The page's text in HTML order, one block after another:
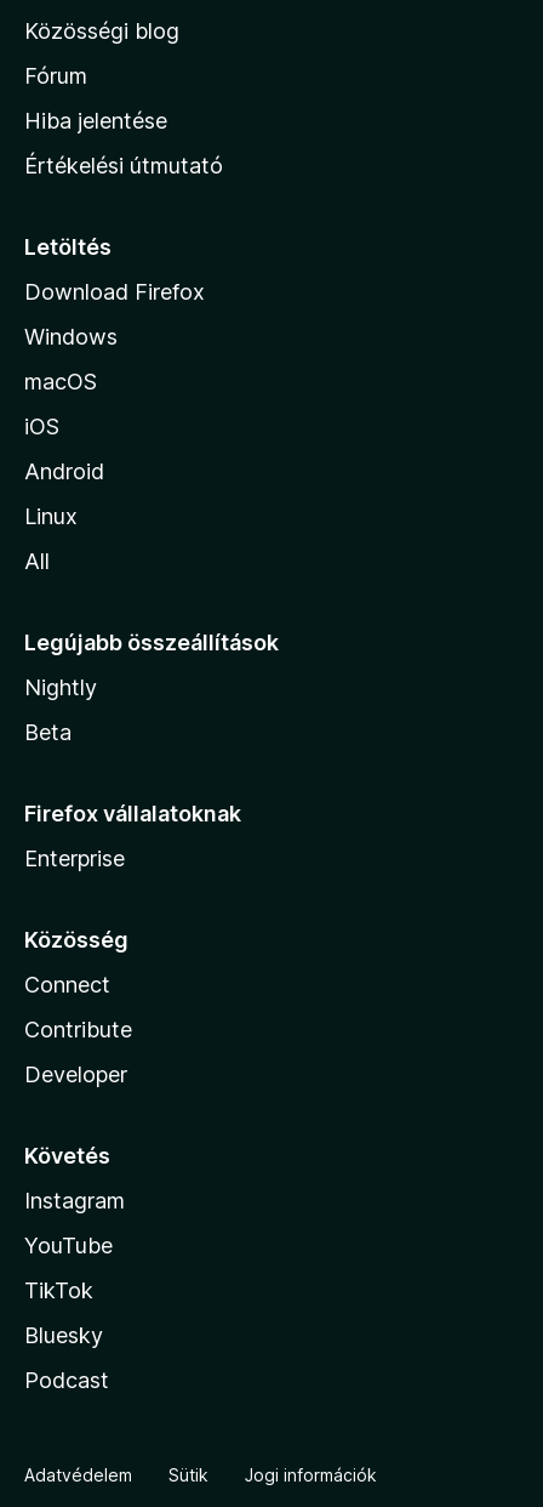
a
h
o
l
p
á
r
Közösségi blog
Fórum
Hiba jelentése
Értékelési útmutató
Letöltés
Download Firefox
Windows
macOS
iOS
Android
Linux
All
Legújabb összeállítások
Nightly
Beta
Firefox vállalatoknak
Enterprise
Közösség
Connect
Contribute
Developer
Követés
Instagram
YouTube
TikTok
Bluesky
Podcast
Adatvédelem Sütik Jogi információk